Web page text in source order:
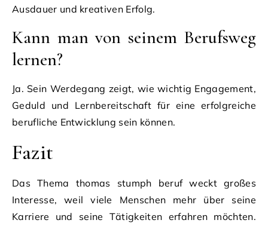
Ausdauer und kreativen Erfolg.
Kann man von seinem Berufsweg
lernen?
Ja. Sein Werdegang zeigt, wie wichtig Engagement,
Geduld und Lernbereitschaft für eine erfolgreiche
berufliche Entwicklung sein können.
Fazit
Das Thema thomas stumph beruf weckt großes
Interesse, weil viele Menschen mehr über seine
Karriere und seine Tätigkeiten erfahren möchten.